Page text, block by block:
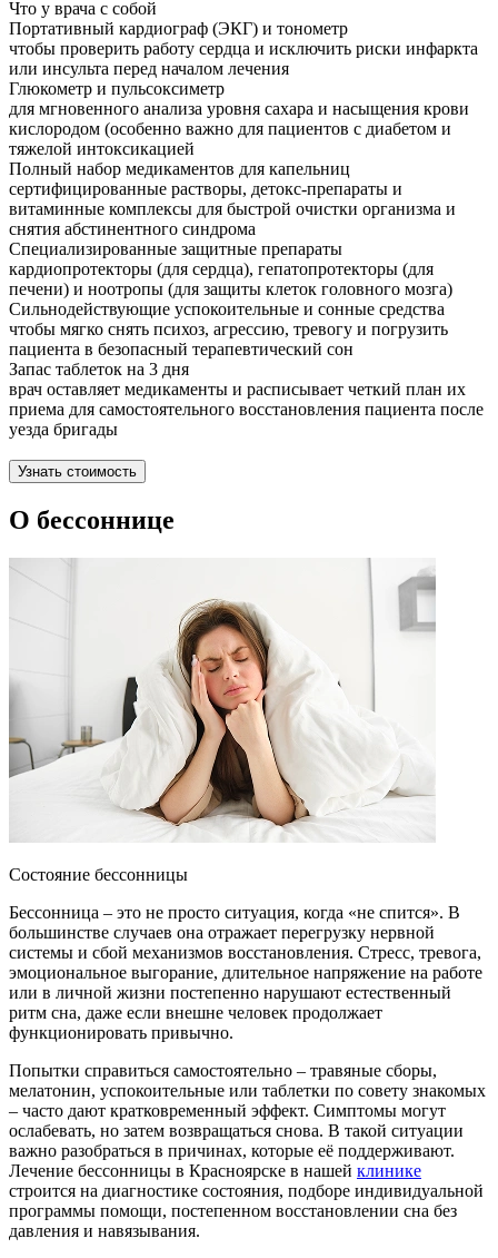
Что у врача с собой
Портативный кардиограф (ЭКГ) и тонометр
чтобы проверить работу сердца и исключить риски инфаркта
или инсульта перед началом лечения
Глюкометр и пульсоксиметр
для мгновенного анализа уровня сахара и насыщения крови
кислородом (особенно важно для пациентов с диабетом и
тяжелой интоксикацией
Полный набор медикаментов для капельниц
сертифицированные растворы, детокс-препараты и
витаминные комплексы для быстрой очистки организма и
снятия абстинентного синдрома
Специализированные защитные препараты
кардиопротекторы (для сердца), гепатопротекторы (для
печени) и ноотропы (для защиты клеток головного мозга)
Сильнодействующие успокоительные и сонные средства
чтобы мягко снять психоз, агрессию, тревогу и погрузить
пациента в безопасный терапевтический сон
Запас таблеток на 3 дня
врач оставляет медикаменты и расписывает четкий план их
приема для самостоятельного восстановления пациента после
уезда бригады
Узнать стоимость
О бессоннице
Состояние бессонницы
Бессонница – это не просто ситуация, когда «не спится». В
большинстве случаев она отражает перегрузку нервной
системы и сбой механизмов восстановления. Стресс, тревога,
эмоциональное выгорание, длительное напряжение на работе
или в личной жизни постепенно нарушают естественный
ритм сна, даже если внешне человек продолжает
функционировать привычно.
Попытки справиться самостоятельно – травяные сборы,
мелатонин, успокоительные или таблетки по совету знакомых
– часто дают кратковременный эффект. Симптомы могут
ослабевать, но затем возвращаться снова. В такой ситуации
важно разобраться в причинах, которые её поддерживают.
Лечение бессонницы в Красноярске в нашей клинике
строится на диагностике состояния, подборе индивидуальной
программы помощи, постепенном восстановлении сна без
давления и навязывания.